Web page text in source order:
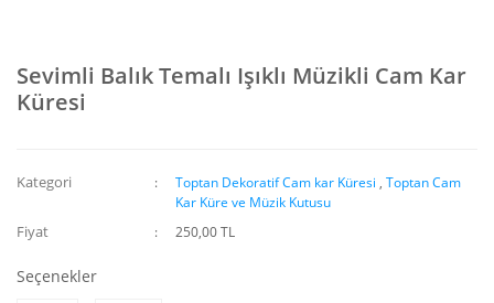
Sevimli Balık Temalı Işıklı Müzikli Cam Kar
Küresi
Kategori Toptan Dekoratif Cam kar Küresi ,Toptan Cam
Kar Küre ve Müzik Kutusu
Fiyat 250,00 TL
Seçenekler